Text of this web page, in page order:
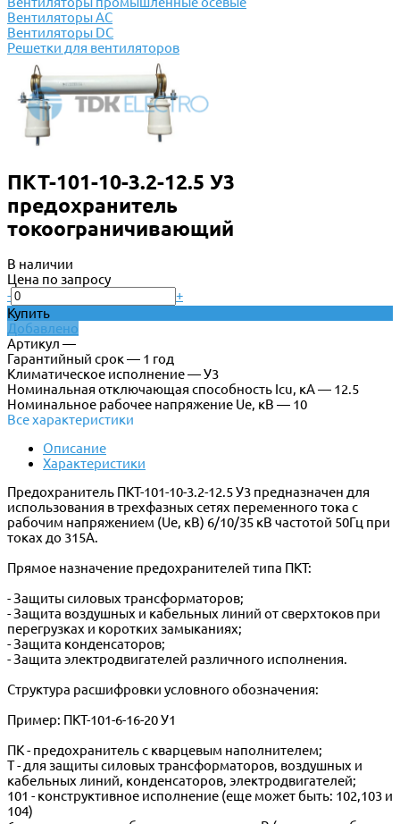
Вентиляторы АС
Вентиляторы DC
Решетки для вентиляторов
ПКТ-101-10-3.2-12.5 У3
предохранитель
токоограничивающий
В наличии
Цена по запросу
-
+
Купить
Добавлено
Артикул —
Гарантийный срок — 1 год
Климатическое исполнение — У3
Номинальная отключающая способность Icu, кА — 12.5
Номинальное рабочее напряжение Ue, кВ — 10
Все характеристики
Описание
Характеристики
Предохранитель ПКТ-101-10-3.2-12.5 У3 предназначен для
использования в трехфазных сетях переменного тока с
рабочим напряжением (Ue, кВ) 6/10/35 кВ частотой 50Гц при
токах до 315А.
Прямое назначение предохранителей типа ПКТ:
- Защиты силовых трансформаторов;
- Защита воздушных и кабельных линий от сверхтоков при
перегрузках и коротких замыканиях;
- Защита конденсаторов;
- Защита электродвигателей различного исполнения.
Структура расшифровки условного обозначения:
Пример: ПКТ-101-6-16-20 У1
ПК - предохранитель с кварцевым наполнителем;
Т - для защиты силовых трансформаторов, воздушных и
кабельных линий, конденсаторов, электродвигателей;
101 - конструктивное исполнение (еще может быть: 102,103 и
104)